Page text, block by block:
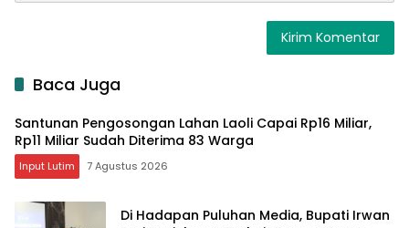
Baca Juga
Santunan Pengosongan Lahan Laoli Capai Rp16 Miliar,
Rp11 Miliar Sudah Diterima 83 Warga
Input Lutim 7 Agustus 2026
Di Hadapan Puluhan Media, Bupati Irwan